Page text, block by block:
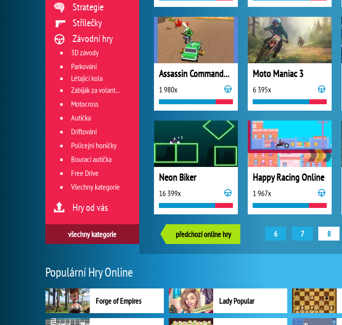
Assassin Commando Car Driving
1 980x
Moto Maniac 3
6 395x
Neon Biker
16 399x
Happy Racing Online
1 967x
předchozí online hry 6 7 8
Strategie
Střílečky
Závodní hry
3D závody
Parkování
Létající kola
Zabiják za volantem
Motocross
Autíčka
Driftování
Policejní honičky
Bourací autíčka
Free Drive
Všechny kategorie
Hry od vás
všechny kategorie
Populární Hry Online
Forge of Empires Lady Popular